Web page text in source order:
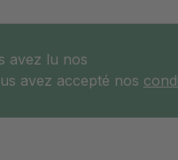
avez lu nos
avez accepté nos